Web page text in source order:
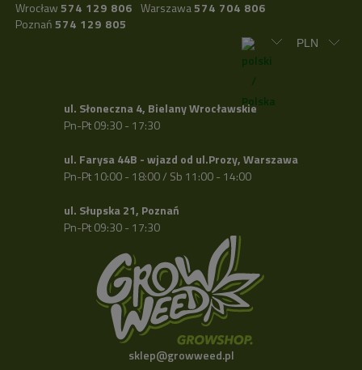
Wrocław 574 129 806 Warszawa574 704 806
Poznań 574 129 805
ul. Słoneczna 4, Bielany Wrocławskie
Pn-Pt 09:30 - 17:30
ul. Farysa 44B - wjazd od ul.Prozy, Warszawa
Pn-Pt 10:00 - 18:00 / Sb 11:00 - 14:00
ul. Słupska 21, Poznań
Pn-Pt 09:30 - 17:30
sklep@growweed.pl